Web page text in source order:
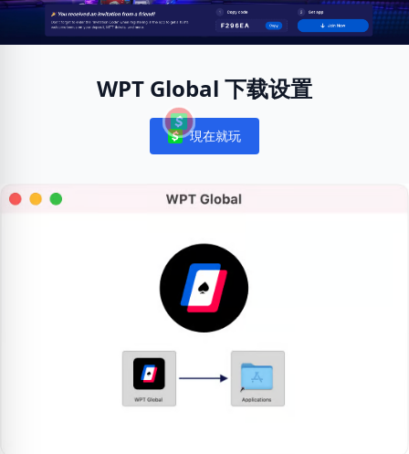
WPT Global 下载设置
Notifications
現在就玩